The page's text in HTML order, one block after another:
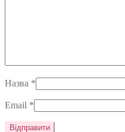
Назва *
Email *